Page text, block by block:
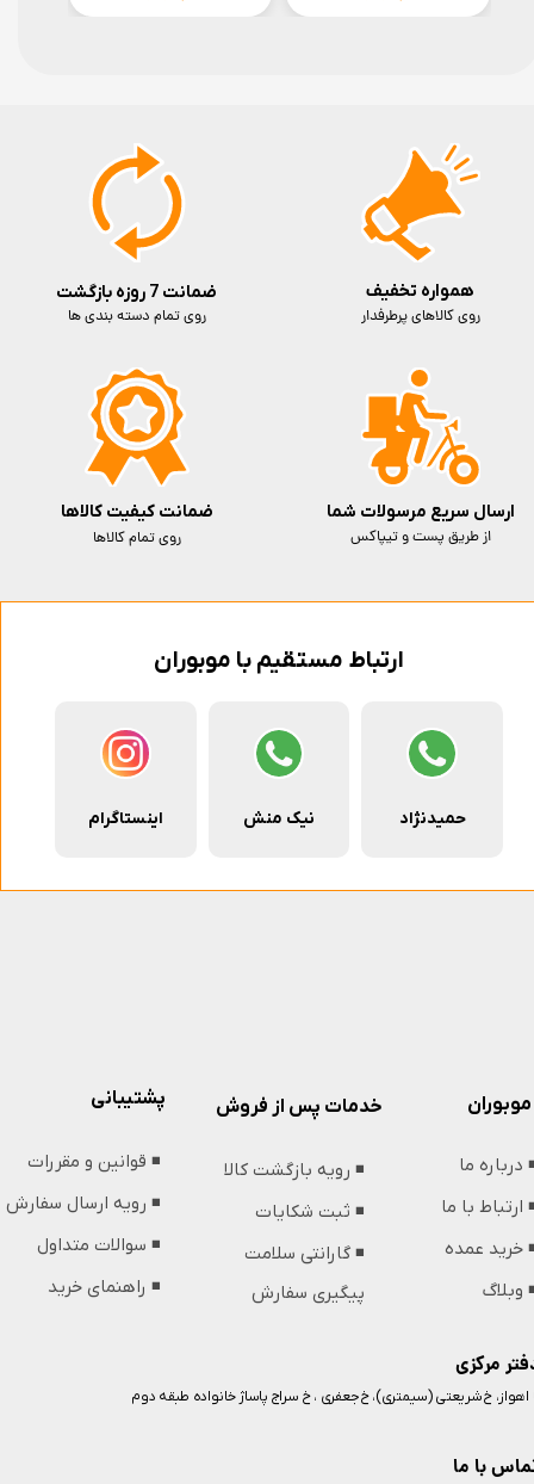
ارتباط مستقیم با موبوران
حمیدنژاد نیک منش اینستاگرام
ضمانت 7 روزه بازگشت
روی تمام دسته بندی ها
ارسال سریع مرسولات شما
از طریق پست و تیپاکس
ضمانت کیفیت کالاها
روی تمام کالاها
همواره تخفیف
روی کالاهای پرطرفدار
مرکزی
با ما
اهواز، خ شریعتی (سیمتری)، خ جعفری ، خ سراج پاساژ خانواده طبقه دوم
پشتیبانی
◾️ قوانین و مقررات
◾️ رویه ارسال سفارش
◾️ سوالات متداول
◾️ راهنمای خرید
موبوران
درباره ما
ارتباط با ما
خرید عمده
وبلاگ
خدمات پس از فروش
◾️ رویه بازگشت کالا
◾️ ثبت شکایات
◾️ گارانتی سلامت
پیگیری سفارش